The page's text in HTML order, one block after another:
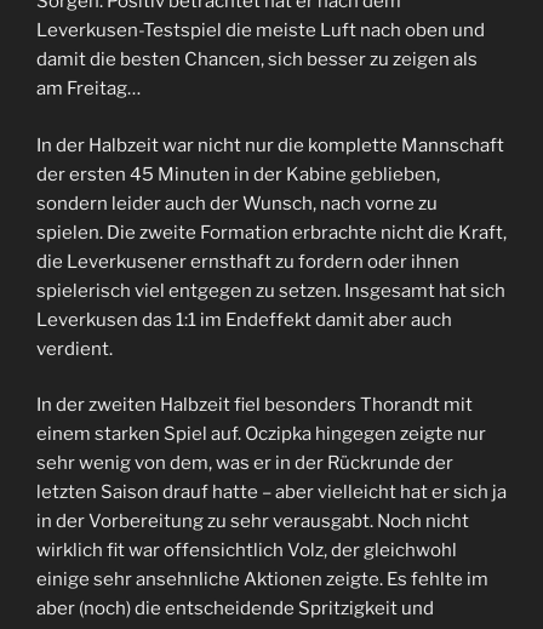
Leverkusen-Testspiel die meiste Luft nach oben und
damit die besten Chancen, sich besser zu zeigen als
am Freitag…
In der Halbzeit war nicht nur die komplette Mannschaft
der ersten 45 Minuten in der Kabine geblieben,
sondern leider auch der Wunsch, nach vorne zu
spielen. Die zweite Formation erbrachte nicht die Kraft,
die Leverkusener ernsthaft zu fordern oder ihnen
spielerisch viel entgegen zu setzen. Insgesamt hat sich
Leverkusen das 1:1 im Endeffekt damit aber auch
verdient.
In der zweiten Halbzeit fiel besonders Thorandt mit
einem starken Spiel auf. Oczipka hingegen zeigte nur
sehr wenig von dem, was er in der Rückrunde der
letzten Saison drauf hatte – aber vielleicht hat er sich ja
in der Vorbereitung zu sehr verausgabt. Noch nicht
wirklich fit war offensichtlich Volz, der gleichwohl
einige sehr ansehnliche Aktionen zeigte. Es fehlte im
aber (noch) die entscheidende Spritzigkeit und